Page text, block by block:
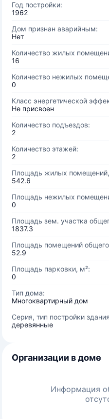
Год постройки:
1962
Дом признан аварийным:
Нет
Количество жилых
16
Количество нежилых
0
Класс энергетической
Не присвоен
Количество подъездов:
2
Количество этажей:
2
Площадь жилых
542.6
Площадь нежилых
0
Площадь зем. участка
1837.3
Площадь помещений
52.9
Площадь парковки, м²:
0
Тип дома:
Многоквартирный дом
Серия, тип постройки
деревянные
Организации в доме
Информация